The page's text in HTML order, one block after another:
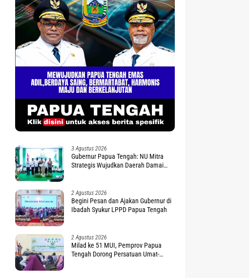
3 Agustus 2026
Gubernur Papua Tengah: NU Mitra
Strategis Wujudkan Daerah Damai
2 Agustus 2026
Begini Pesan dan Ajakan Gubernur di
Ibadah Syukur LPPD Papua Tengah
2 Agustus 2026
Milad ke 51 MUI, Pemprov Papua
Tengah Dorong Persatuan Umat-